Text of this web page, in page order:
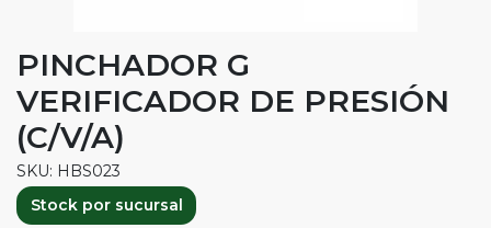
PINCHADOR G
VERIFICADOR DE PRESIÓN
(C/V/A)
SKU: HBS023
Stock por sucursal